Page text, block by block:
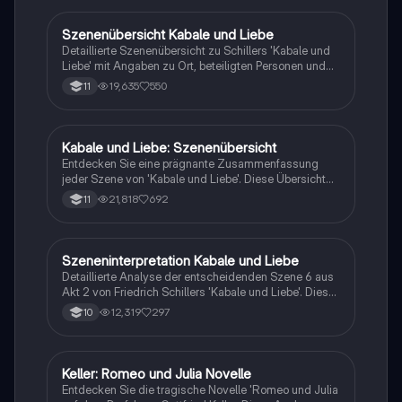
Prüfung im Fach Deutsch.
Deutsch
Szenenübersicht Kabale und Liebe
Detaillierte Szenenübersicht zu Schillers 'Kabale und
Liebe' mit Angaben zu Ort, beteiligten Personen und
den zentralen Inhalten jeder Szene. Ideal für das
Verständnis der Handlung und Charaktere in diesem
11 19,635 550
Deutsch
Kabale und Liebe: Szenenübersicht
Entdecken Sie eine prägnante Zusammenfassung
jeder Szene von 'Kabale und Liebe'. Diese Übersicht
bietet einen klaren Einblick in die Handlung,
Charaktere und Konflikte des Stücks, ideal für Schüler
11 21,818 692
Deutsch
Szeneninterpretation Kabale und Liebe
Detaillierte Analyse der entscheidenden Szene 6 aus
Akt 2 von Friedrich Schillers 'Kabale und Liebe'. Diese
Klassenarbeit beleuchtet die Konflikte zwischen den
Charakteren, insbesondere die Machtspiele zwischen
Ideal für Schüler, die sich auf Prüfungen vorbereiten
oder ein tieferes Verständnis der Charakterdynamik
und der sozialen Themen in Schillers Werk entwickeln
10 12,319 297
Deutsch
Keller: Romeo und Julia Novelle
Entdecken Sie die tragische Novelle 'Romeo und Julia